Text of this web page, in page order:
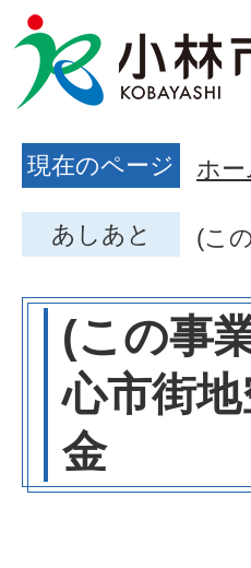
現在のページ ホー
あしあと (こ
(この事
心市街
金